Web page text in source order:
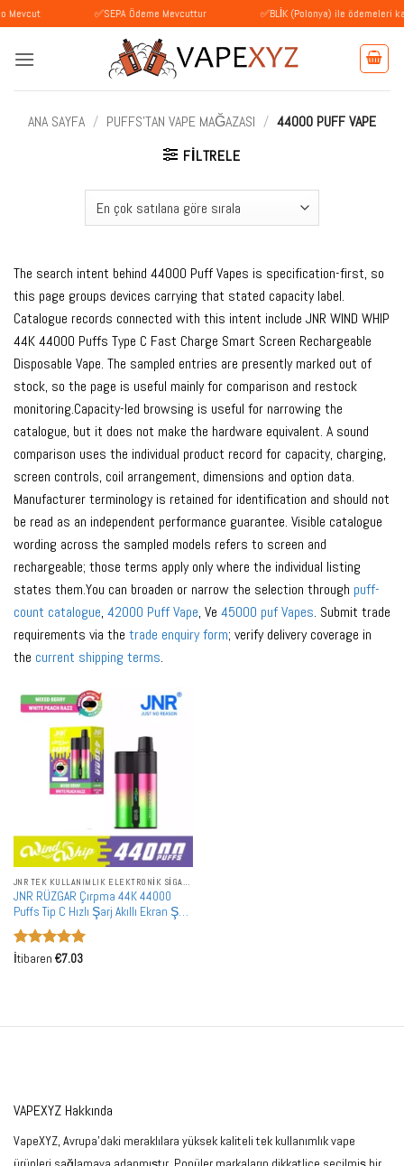
İçeriğe
atla
✅SEPA Ödeme Mevcuttur ✅BLİK (Polonya) ile ödemeleri kabul
ANA SAYFA / PUFFS'TAN VAPE MAĞAZASI / 44000 PUFF VAPE
FILTRELE
The search intent behind 44000 Puff Vapes is specification-first, so
this page groups devices carrying that stated capacity label.
Catalogue records connected with this intent include JNR WIND WHIP
44K 44000 Puffs Type C Fast Charge Smart Screen Rechargeable
Disposable Vape. The sampled entries are presently marked out of
stock, so the page is useful mainly for comparison and restock
monitoring.Capacity-led browsing is useful for narrowing the
catalogue, but it does not make the hardware equivalent. A sound
comparison uses the individual product record for capacity, charging,
screen controls, coil arrangement, dimensions and option data.
Manufacturer terminology is retained for identification and should not
be read as an independent performance guarantee. Visible catalogue
wording across the sampled models refers to screen and
rechargeable; those terms apply only where the individual listing
states them.You can broaden or narrow the selection through puff-
count catalogue, 42000 Puff Vape, Ve 45000 puf Vapes. Submit trade
requirements via the trade enquiry form; verify delivery coverage in
the current shipping terms.
JNR TEK KULLANIMLIK ELEKTRONIK SIGARALAR
JNR RÜZGAR Çırpma 44K 44000
Puffs Tip C Hızlı Şarj Akıllı Ekran Şarj
Edilebilir Tek Kullanımlık Vape
Toptan Toplu Alım
5 üzerinden
İtibaren €7.03
VAPEXYZ Hakkında
VapeXYZ, Avrupa'daki meraklılara yüksek kaliteli tek kullanımlık vape